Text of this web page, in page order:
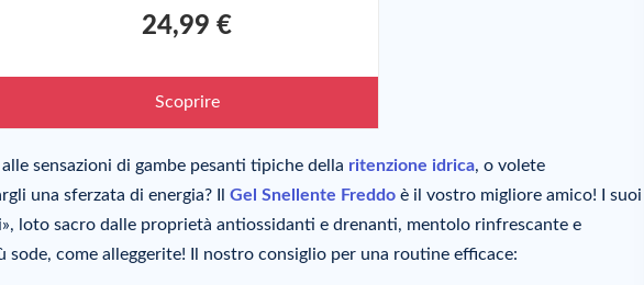
24,99 €
Scoprire
alle sensazioni di gambe pesanti tipiche della ritenzione idrica, o volete
una sferzata di energia? Il
Gel Snellente Freddo è il vostro migliore amico! I suoi
loto sacro dalle proprietà antiossidanti e drenanti, mentolo rinfrescante e
come alleggerite! Il nostro consiglio per una routine efficace: